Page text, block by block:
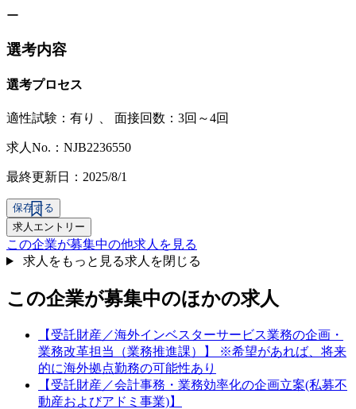
ー
選考内容
選考プロセス
適性試験： 有り 面接回数：3回～4回
求人No.：NJB2236550
最終更新日：2025/8/1
保存する
求人エントリー
この企業が募集中の他求人を見る
求人をもっと見る求人を閉じる
この企業が募集中のほかの求人
【受託財産／海外インベスターサービス業務の企画・
業務改革担当（業務推進課）】 ※希望があれば、将来
的に海外拠点勤務の可能性あり
【受託財産／会計事務・業務効率化の企画立案(私募不
動産およびアドミ事業)】